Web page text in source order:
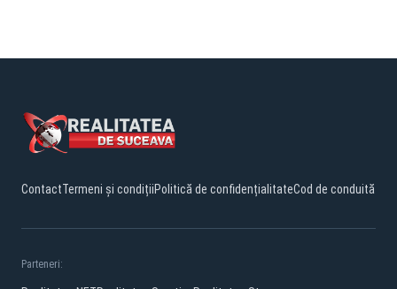
ContactTermeni și condițiiPolitică de confidențialitateCod de conduită
Parteneri: